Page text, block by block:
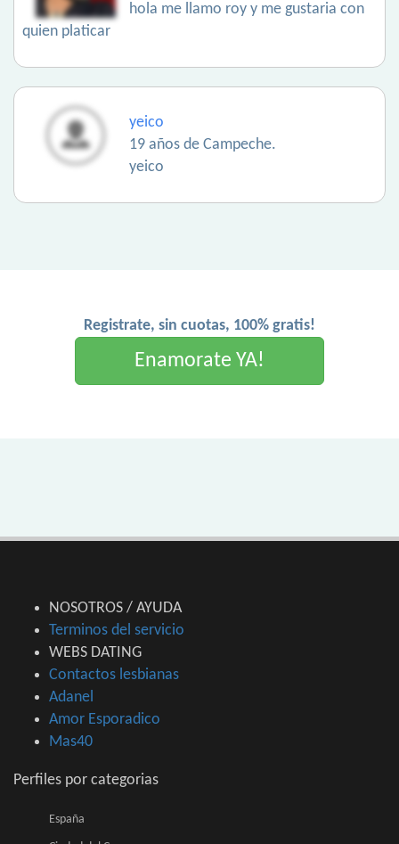
hola me llamo roy y me gustaria con
quien platicar
yeico
19 años de Campeche.
yeico
Registrate, sin cuotas, 100% gratis!
Enamorate YA!
NOSOTROS / AYUDA
Terminos del servicio
WEBS DATING
Contactos lesbianas
Adanel
Amor Esporadico
Mas40
Perfiles por categorias
España